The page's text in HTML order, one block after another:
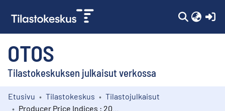
OTOS
Tilastokeskuksen julkaisut verkossa
Kokoelmat
Etusivu Tilastokeskus
Tilastojulkaisut